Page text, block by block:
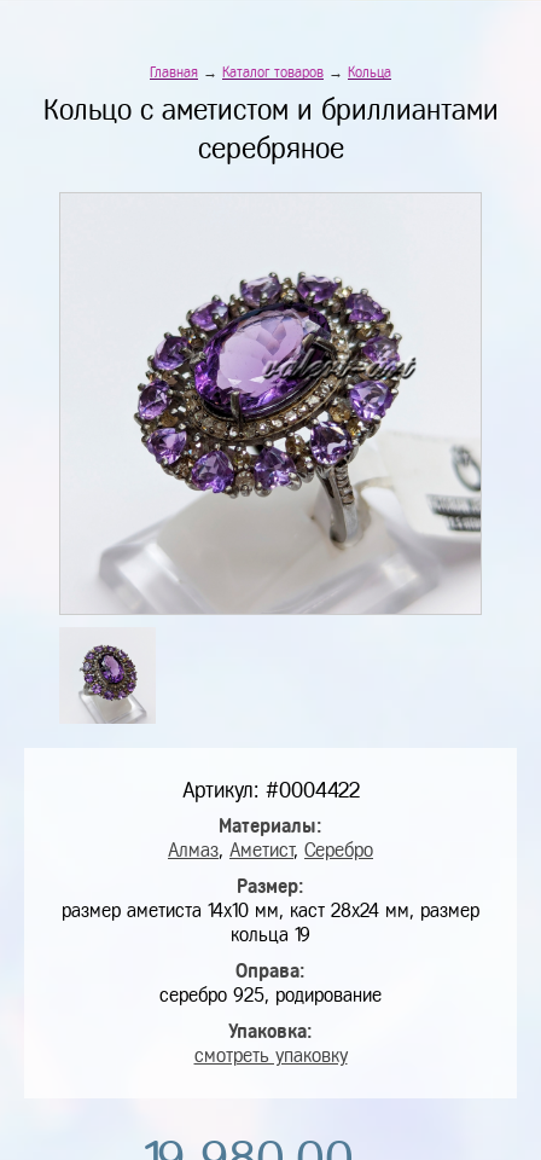
Главная → Каталог товаров → Кольца
Кольцо с аметистом и бриллиантами
серебряное
Артикул: #0004422
Материалы:
Алмаз, Аметист, Серебро
Размер:
размер аметиста 14х10 мм, каст 28х24 мм, размер
кольца 19
Оправа:
серебро 925, родирование
Упаковка:
смотреть упаковку